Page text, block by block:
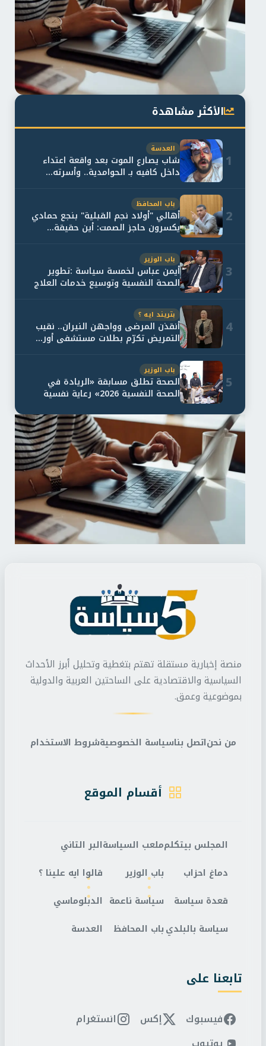
الأكثر مشاهدة
1
العدسة
شاب يصارع الموت بعد واقعة اعتداء
داخل كافيه بـ الحوامدية.. وأسرته...
2
باب المحافظ
أهالي "أولاد نجم القبلية" بنجع حمادي
يكسرون حاجز الصمت: أين حقيقة...
3
باب الوزير
أيمن عباس لخمسة سياسة :تطوير
الصحة النفسية وتوسيع خدمات العلاج
4
بتريند ايه ؟
أنقذن المرضى وواجهن النيران.. نقيب
التمريض تكرّم بطلات مستشفى أور...
5
باب الوزير
الصحة تطلق مسابقة «الريادة في
الصحة النفسية 2026» رعاية نفسية
منصة إخبارية مستقلة تهتم بتغطية وتحليل أبرز الأحداث
السياسية والاقتصادية على الساحتين العربية والدولية
بموضوعية وعمق.
من نحناتصل بناسياسة الخصوصيةشروط الاستخدام
أقسام الموقع
المجلس بيتكلم
دماغ احزاب
قعدة سياسة
سياسة بالبلدي
ملعب السياسة
باب الوزير
سياسة ناعمة
باب المحافظ
البر التاني
قالوا ايه علينا ؟
الدبلوماسي
العدسة
تابعنا على
فيسبوك إكس
انستغرام